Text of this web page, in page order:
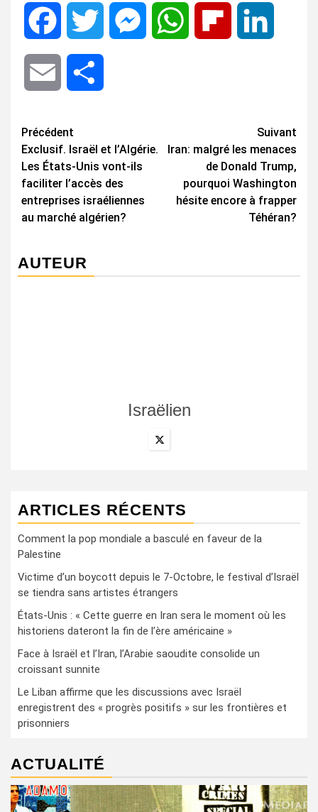
Facebook Twitter MessengerWhatsApp Flipboard
Email
Navigation
d’article
Précédent
Exclusif. Israël et l’Algérie.
Les États-Unis vont-ils
faciliter l’accès des
entreprises israéliennes
au marché algérien?
Suivant
Iran: malgré les menaces
de Donald Trump,
pourquoi Washington
hésite encore à frapper
Téhéran?
AUTEUR
Israëlien
ARTICLES RÉCENTS
Comment la pop mondiale a basculé en faveur de la
Palestine
Victime d’un boycott depuis le 7-Octobre, le festival d’Israël
se tiendra sans artistes étrangers
États-Unis : « Cette guerre en Iran sera le moment où les
historiens dateront la fin de l’ère américaine »
Face à Israël et l’Iran, l’Arabie saoudite consolide un
croissant sunnite
Le Liban affirme que les discussions avec Israël
enregistrent des « progrès positifs » sur les frontières et
prisonniers
ACTUALITÉ